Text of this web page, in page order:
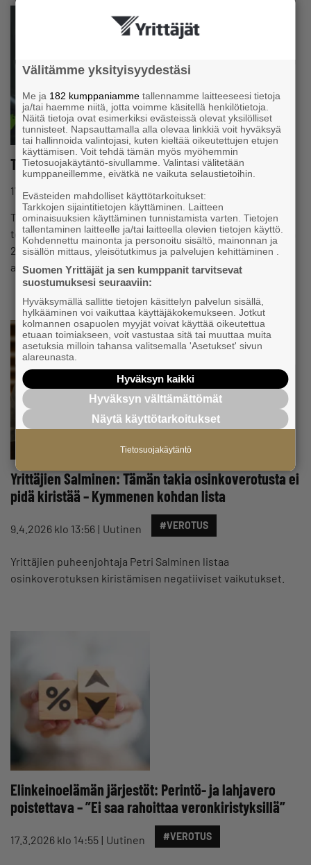
Tuumista toimiin – Yrittäjyyden Häme 2026 ›››
17.4.2026 klo 09:21
Aluejärjestö
Tuumista toimiin on Hämeen Yrittäjien hallituksen laatima
toimenpideohjelma, mikä sisältää kärkitavoitteet vuodesta
2026 eteenpäin. Päämääränä on yhteinen tahtotila, jossa
alueellinen…
Yrittäjien Salminen: Tämän takia osinkoverotusta ei
pidä kiristää – Kymmenen kohdan lista
9.4.2026 klo 13:56 Uutinen #VEROTUS
Yrittäjien puheenjohtaja Petri Salminen listaa
osinkoverotuksen kiristämisen negatiiviset vaikutukset.
Elinkeinoelämän järjestöt: Perintö- ja lahjavero
poistettava – ”Ei saa rahoittaa veronkiristyksillä”
17.3.2026 klo 14:55 Uutinen #VEROTUS
Välitämme yksityisyydestäsi
Me ja 182 kumppaniamme tallennamme laitteeseesi tietoja
ja/tai haemme niitä, jotta voimme käsitellä henkilötietoja.
Näitä tietoja ovat esimerkiksi evästeissä olevat yksilölliset
tunnisteet. Napsauttamalla alla olevaa linkkiä voit hyväksyä
tai hallinnoida valintojasi, kuten kieltää oikeutettujen etujen
käyttämisen. Voit tehdä tämän myös myöhemmin
Tietosuojakäytäntö-sivullamme. Valintasi välitetään
kumppaneillemme, eivätkä ne vaikuta selaustietoihin.
Evästeiden mahdolliset käyttötarkoitukset:
Tarkkojen sijaintitietojen käyttäminen. Laitteen
ominaisuuksien käyttäminen tunnistamista varten. Tietojen
tallentaminen laitteelle ja/tai laitteella olevien tietojen käyttö.
Kohdennettu mainonta ja personoitu sisältö, mainonnan ja
sisällön mittaus, yleisötutkimus ja palvelujen kehittäminen .
Suomen Yrittäjät ja sen kumppanit tarvitsevat
suostumuksesi seuraaviin:
Hyväksymällä sallitte tietojen käsittelyn palvelun sisällä,
hylkääminen voi vaikuttaa käyttäjäkokemukseen. Jotkut
kolmannen osapuolen myyjät voivat käyttää oikeutettua
etuaan toimiakseen, voit vastustaa sitä tai muuttaa muita
asetuksia milloin tahansa valitsemalla 'Asetukset' sivun
alareunasta.
Hyväksyn kaikki
Hyväksyn välttämättömät
Näytä käyttötarkoitukset
Tietosuojakäytäntö